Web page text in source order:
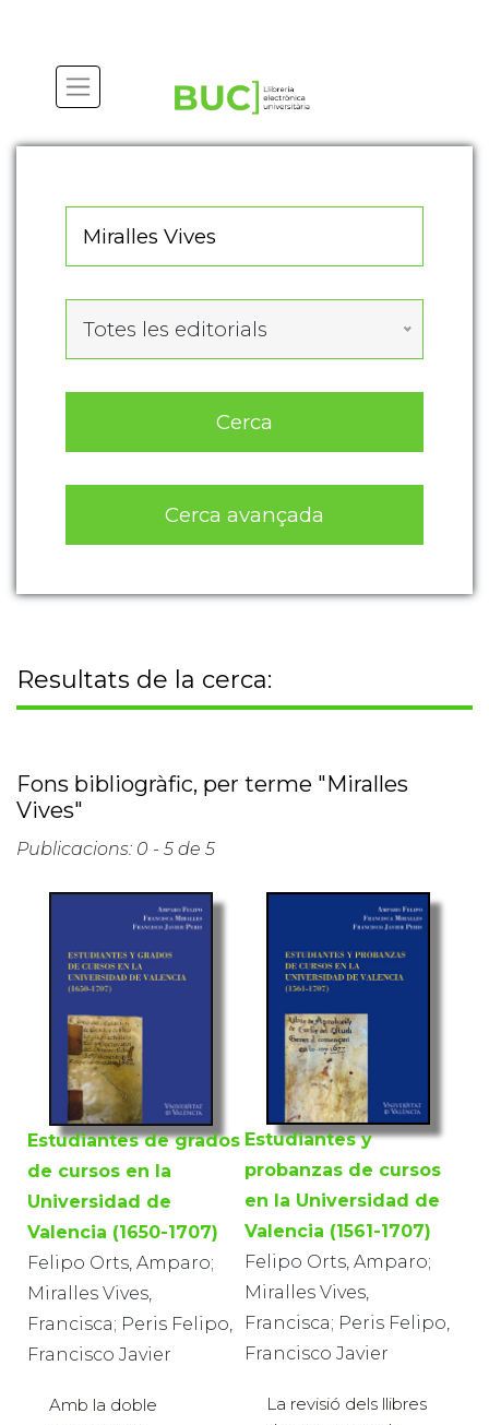
Totes les editorials
Cerca
Cerca avançada
Resultats de la cerca:
Fons bibliogràfic, per terme "Miralles
Vives"
Publicacions: 0 - 5 de 5
Estudiantes de grados
de cursos en la
Universidad de
Valencia (1650-1707)
Felipo Orts, Amparo;
Miralles Vives,
Francisca; Peris Felipo,
Francisco Javier
Amb la doble
Estudiantes y
probanzas de cursos
en la Universidad de
Valencia (1561-1707)
Felipo Orts, Amparo;
Miralles Vives,
Francisca; Peris Felipo,
Francisco Javier
La revisió dels llibres